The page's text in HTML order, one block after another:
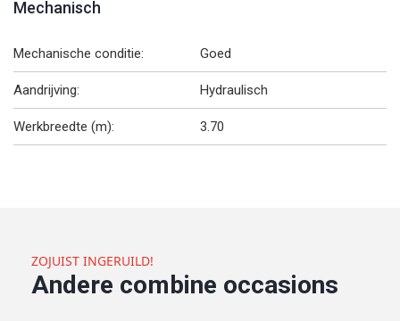
Mechanisch
Mechanische conditie: Goed
Aandrijving: Hydraulisch
Werkbreedte (m): 3.70
ZOJUIST INGERUILD!
Andere combine occasions